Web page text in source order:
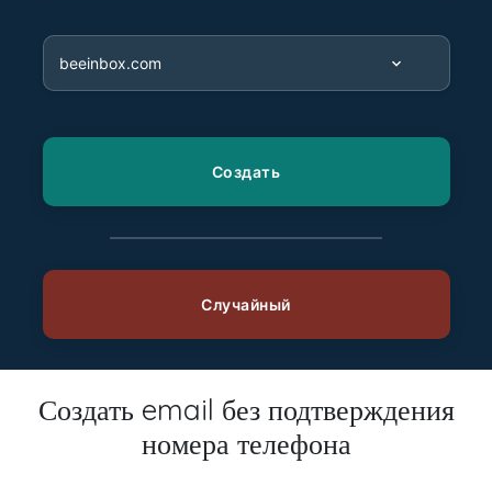
Создать email без подтверждения
номера телефона